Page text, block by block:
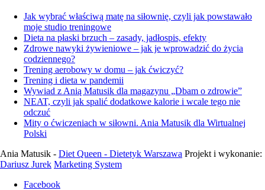
Jak wybrać właściwą matę na siłownię, czyli jak powstawało
moje studio treningowe
Dieta na płaski brzuch – zasady, jadłospis, efekty
Zdrowe nawyki żywieniowe – jak je wprowadzić do życia
codziennego?
Trening aerobowy w domu – jak ćwiczyć?
Trening i dieta w pandemii
Wywiad z Anią Matusik dla magazynu „Dbam o zdrowie”
NEAT, czyli jak spalić dodatkowe kalorie i wcale tego nie
odczuć
Mity o ćwiczeniach w siłowni. Ania Matusik dla Wirtualnej
Polski
Ania Matusik - Diet Queen - Dietetyk Warszawa Projekt i wykonanie:
Dariusz Jurek Marketing System
Facebook